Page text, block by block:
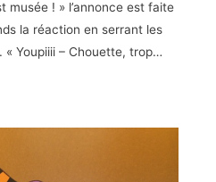
musée ! » l’annonce est faite
la réaction en serrant les
Youpiiii – Chouette, trop…